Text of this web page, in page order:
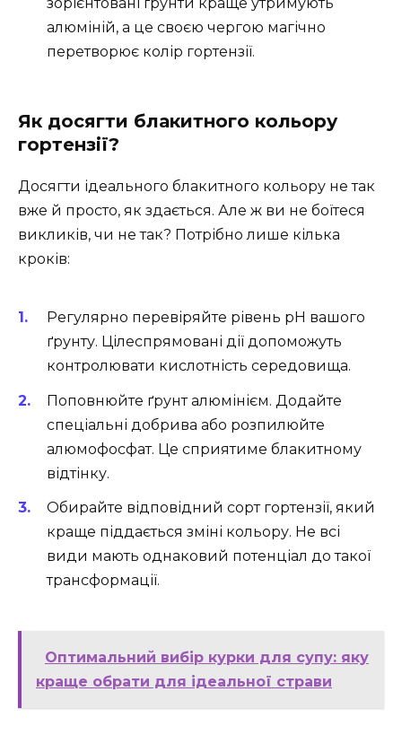
алюміній, а це своєю чергою магічно
перетворює колір гортензії.
Як досягти блакитного кольору
гортензії?
Досягти ідеального блакитного кольору не так
вже й просто, як здається. Але ж ви не боїтеся
викликів, чи не так? Потрібно лише кілька
кроків:
Регулярно перевіряйте рівень pH вашого
ґрунту. Цілеспрямовані дії допоможуть
контролювати кислотність середовища.
Поповнюйте ґрунт алюмінієм. Додайте
спеціальні добрива або розпилюйте
алюмофосфат. Це сприятиме блакитному
відтінку.
Обирайте відповідний сорт гортензії, який
краще піддається зміні кольору. Не всі
види мають однаковий потенціал до такої
трансформації.
Оптимальний вибір курки для супу: яку
краще обрати для ідеальної страви